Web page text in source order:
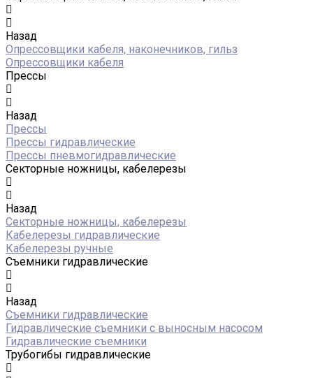
Назад
Опрессовщики кабеля, наконечников, гильз
Опрессовщики кабеля
Прессы
Назад
Прессы
Прессы гидравлические
Прессы пневмогидравлические
Секторные ножницы, кабелерезы
Назад
Секторные ножницы, кабелерезы
Кабелерезы гидравлические
Кабелерезы ручные
Съемники гидравлические
Назад
Съемники гидравлические
Гидравлические cъемники с выносным насосом
Гидравлические съемники
Трубогибы гидравлические